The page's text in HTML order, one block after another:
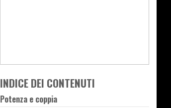
INDICE DEI CONTENUTI
Potenza e coppia